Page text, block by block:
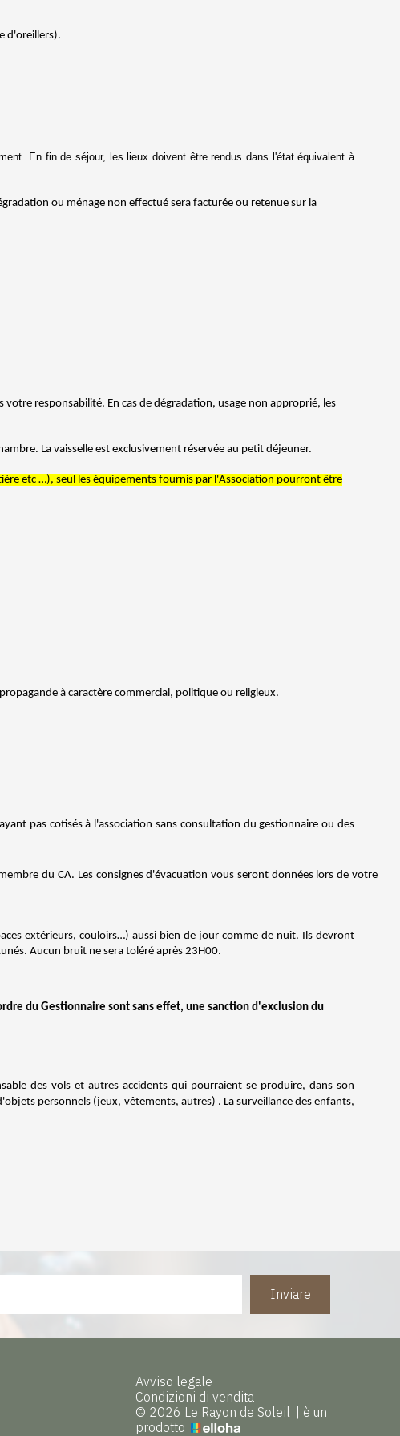
d'oreillers).
En fin de séjour, les lieux doivent être rendus dans l'état équivalent à
ou ménage non effectué sera facturée ou retenue sur la
responsabilité. En cas de dégradation, usage non approprié, les
La vaisselle est exclusivement réservée au petit déjeuner.
etc …), seul les équipements fournis par l'Association pourront être
à caractère commercial, politique ou religieux.
pas cotisés à l'association sans consultation du gestionnaire ou des
du CA. Les consignes d'évacuation vous seront données lors de votre
extérieurs, couloirs…) aussi bien de jour comme de nuit. Ils devront
Aucun bruit ne sera toléré après 23H00.
du Gestionnaire sont sans effet, une sanction d'exclusion du
des vols et autres accidents qui pourraient se produire, dans son
personnels (jeux, vêtements, autres) . La surveillance des enfants,
Inviare
Avviso legale
Condizioni di vendita
© 2026 Le Rayon de Soleil | è un
prodotto